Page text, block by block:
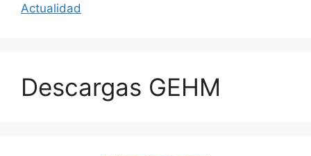
Actualidad
Descargas GEHM